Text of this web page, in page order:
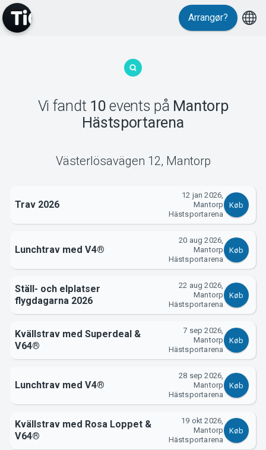
MyTickster
Om Tickster
Arrangør?
Vi fandt 10 events på Mantorp
Hästsportarena
Västerlösavägen 12, Mantorp
Trav 2026
12 jan 2026,
Mantorp
Hästsportarena
Køb
Lunchtrav med V4®
20 aug 2026,
Mantorp
Hästsportarena
Køb
Ställ- och elplatser
flygdagarna 2026
22 aug 2026,
Mantorp
Hästsportarena
Køb
Kvällstrav med Superdeal &
V64®
7 sep 2026,
Mantorp
Hästsportarena
Køb
Lunchtrav med V4®
28 sep 2026,
Mantorp
Hästsportarena
Køb
Kvällstrav med Rosa Loppet &
V64®
19 okt 2026,
Mantorp
Hästsportarena
Køb